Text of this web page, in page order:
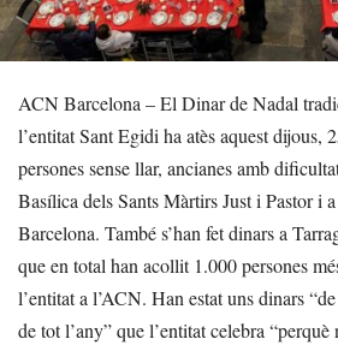
ACN Barcelona – El Dinar de Nadal
l’entitat Sant Egidi ha atès aquest dijous,
persones sense llar, ancianes amb
Basílica dels Sants Màrtirs Just i Pastor i
Barcelona. També s’han fet dinars a
que en total han acollit 1.000 persones
l’entitat a l’ACN. Han estat uns dinars
de tot l’any” que l’entitat celebra